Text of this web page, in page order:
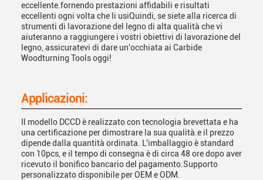
eccellente.fornendo prestazioni affidabili e risultati
eccellenti ogni volta che li usiQuindi, se siete alla ricerca di
strumenti di lavorazione del legno di alta qualità che vi
aiuteranno a raggiungere i vostri obiettivi di lavorazione del
legno, assicuratevi di dare un'occhiata ai Carbide
Woodturning Tools oggi!
Applicazioni:
Il modello DCCD è realizzato con tecnologia brevettata e ha
una certificazione per dimostrare la sua qualità.e il prezzo
dipende dalla quantità ordinata. L'imballaggio è standard
con 10pcs, e il tempo di consegna è di circa 48 ore dopo aver
ricevuto il bonifico bancario del pagamento.Supporto
personalizzato disponibile per OEM e ODM.